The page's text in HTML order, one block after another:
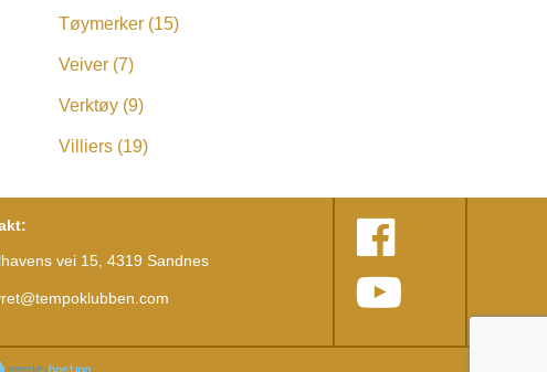
Tøymerker (15)
Veiver (7)
Verktøy (9)
Villiers (19)
vei 15, 4319 Sandnes